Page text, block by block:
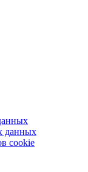
данных
cookie